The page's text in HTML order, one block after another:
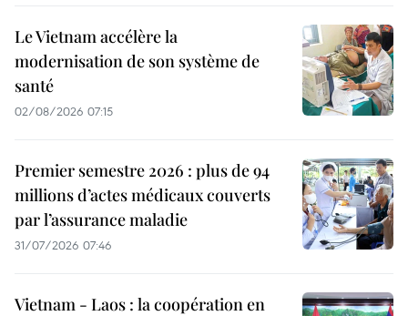
Le Vietnam accélère la
modernisation de son système de
santé
02/08/2026 07:15
Premier semestre 2026 : plus de 94
millions d’actes médicaux couverts
par l’assurance maladie
31/07/2026 07:46
Vietnam - Laos : la coopération en